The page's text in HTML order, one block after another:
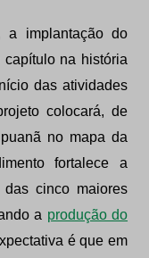
a implantação do
capítulo na história
das atividades
colocará, de
no mapa da
fortalece a
cinco maiores
a produção do
é que em